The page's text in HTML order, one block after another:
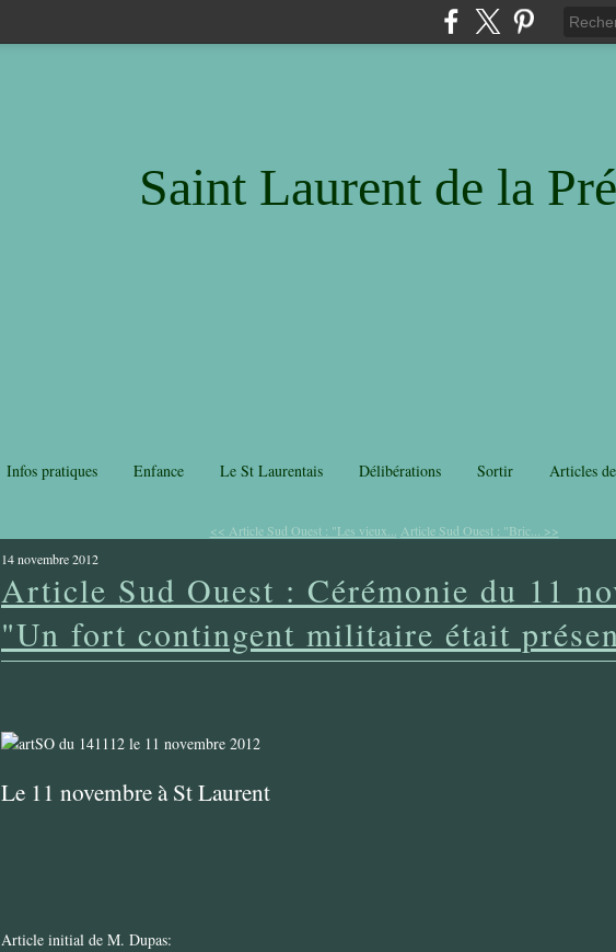
Saint Laurent de la
Infos pratiques Enfance Le St Laurentais Délibérations Sortir Articles
<< Article Sud Ouest : "Les vieux...
Article Sud Ouest : "Bric... >>
14 novembre 2012
Article Sud Ouest : Cérémonie du 11
"Un fort contingent militaire était
Le 11 novembre à St Laurent
Article initial de M. Dupas: